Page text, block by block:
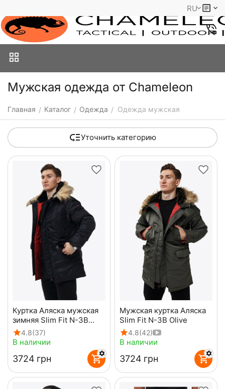
RU
Мужская одежда от Chameleon
Главная / Каталог / Одежда / Одежда мужская
Уточнить категорию
Куртка Аляска мужская
зимняя Slim Fit N-3B
Black
4.8(37)
В наличии
‍3724‍ грн
Мужская куртка Аляска
Slim Fit N-3B Olive
4.8(42)
В наличии
‍3724‍ грн